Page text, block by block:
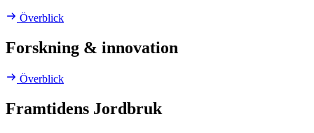
Överblick
Forskning & innovation
Överblick
Framtidens Jordbruk